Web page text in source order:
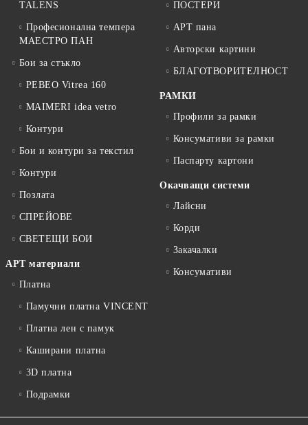
TALENS
Професионална темпера
МАЕСТРО ПАН
Бои за стъкло
PEBEO Vitrea 160
MAIMERI idea vetro
Контури
Бои и контури за текстил
Контури
Позлата
СПРЕЙОВЕ
СВЕТЕЩИ БОИ
АРТ материали
Платна
Памучни платна VINCENT
Платна лен с памук
Каширани платна
3D платна
Подрамки
ПОСТЕРИ
АРТ пана
Авторски картини
БЛАГОТВОРИТЕЛНОСТ
РАМКИ
Профили за рамки
Консумативи за рамки
Паспарту картони
Окачващи системи
Лайсни
Корди
Закачалки
Консумативи